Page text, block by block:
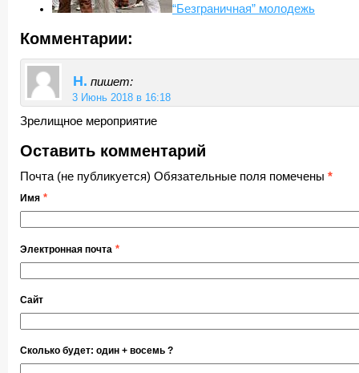
“Безграничная” молодежь
Комментарии:
Н. пишет:
3 Июнь 2018 в 16:18
Зрелищное мероприятие
Оставить комментарий
Почта (не публикуется) Обязательные поля помечены *
Имя *
Электронная почта *
Сайт
Сколько будет: oдин + вoсемь ?